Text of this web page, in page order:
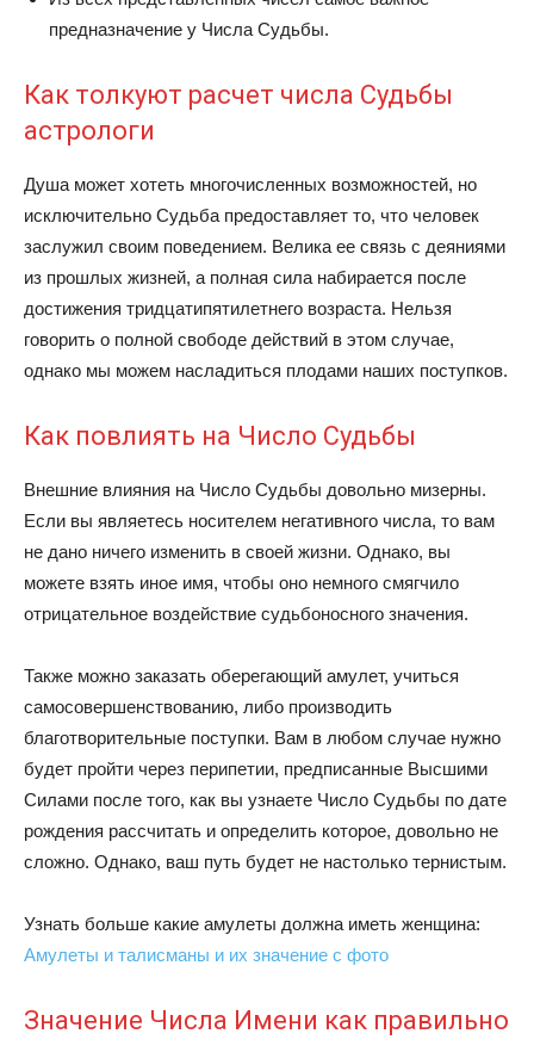
предназначение у Числа Судьбы.
Как толкуют расчет числа Судьбы
астрологи
Душа может хотеть многочисленных возможностей, но
исключительно Судьба предоставляет то, что человек
заслужил своим поведением. Велика ее связь с деяниями
из прошлых жизней, а полная сила набирается после
достижения тридцатипятилетнего возраста. Нельзя
говорить о полной свободе действий в этом случае,
однако мы можем насладиться плодами наших поступков.
Как повлиять на Число Судьбы
Внешние влияния на Число Судьбы довольно мизерны.
Если вы являетесь носителем негативного числа, то вам
не дано ничего изменить в своей жизни. Однако, вы
можете взять иное имя, чтобы оно немного смягчило
отрицательное воздействие судьбоносного значения.
Также можно заказать оберегающий амулет, учиться
самосовершенствованию, либо производить
благотворительные поступки. Вам в любом случае нужно
будет пройти через перипетии, предписанные Высшими
Силами после того, как вы узнаете Число Судьбы по дате
рождения рассчитать и определить которое, довольно не
сложно. Однако, ваш путь будет не настолько тернистым.
Узнать больше какие амулеты должна иметь женщина:
Амулеты и талисманы и их значение с фото
Значение Числа Имени как правильно